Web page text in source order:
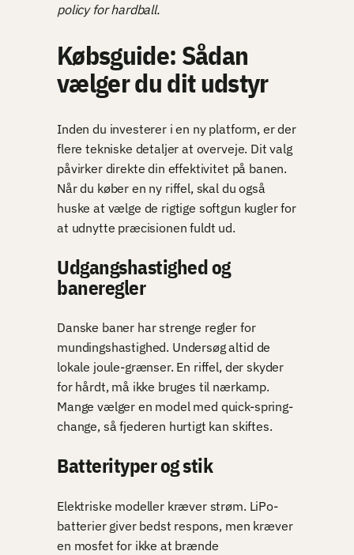
policy for hardball.
Købsguide: Sådan
vælger du dit udstyr
Inden du investerer i en ny platform, er der
flere tekniske detaljer at overveje. Dit valg
påvirker direkte din effektivitet på banen.
Når du køber en ny riffel, skal du også
huske at vælge de rigtige softgun kugler for
at udnytte præcisionen fuldt ud.
Udgangshastighed og
baneregler
Danske baner har strenge regler for
mundingshastighed. Undersøg altid de
lokale joule-grænser. En riffel, der skyder
for hårdt, må ikke bruges til nærkamp.
Mange vælger en model med quick-spring-
change, så fjederen hurtigt kan skiftes.
Batterityper og stik
Elektriske modeller kræver strøm. LiPo-
batterier giver bedst respons, men kræver
en mosfet for ikke at brænde